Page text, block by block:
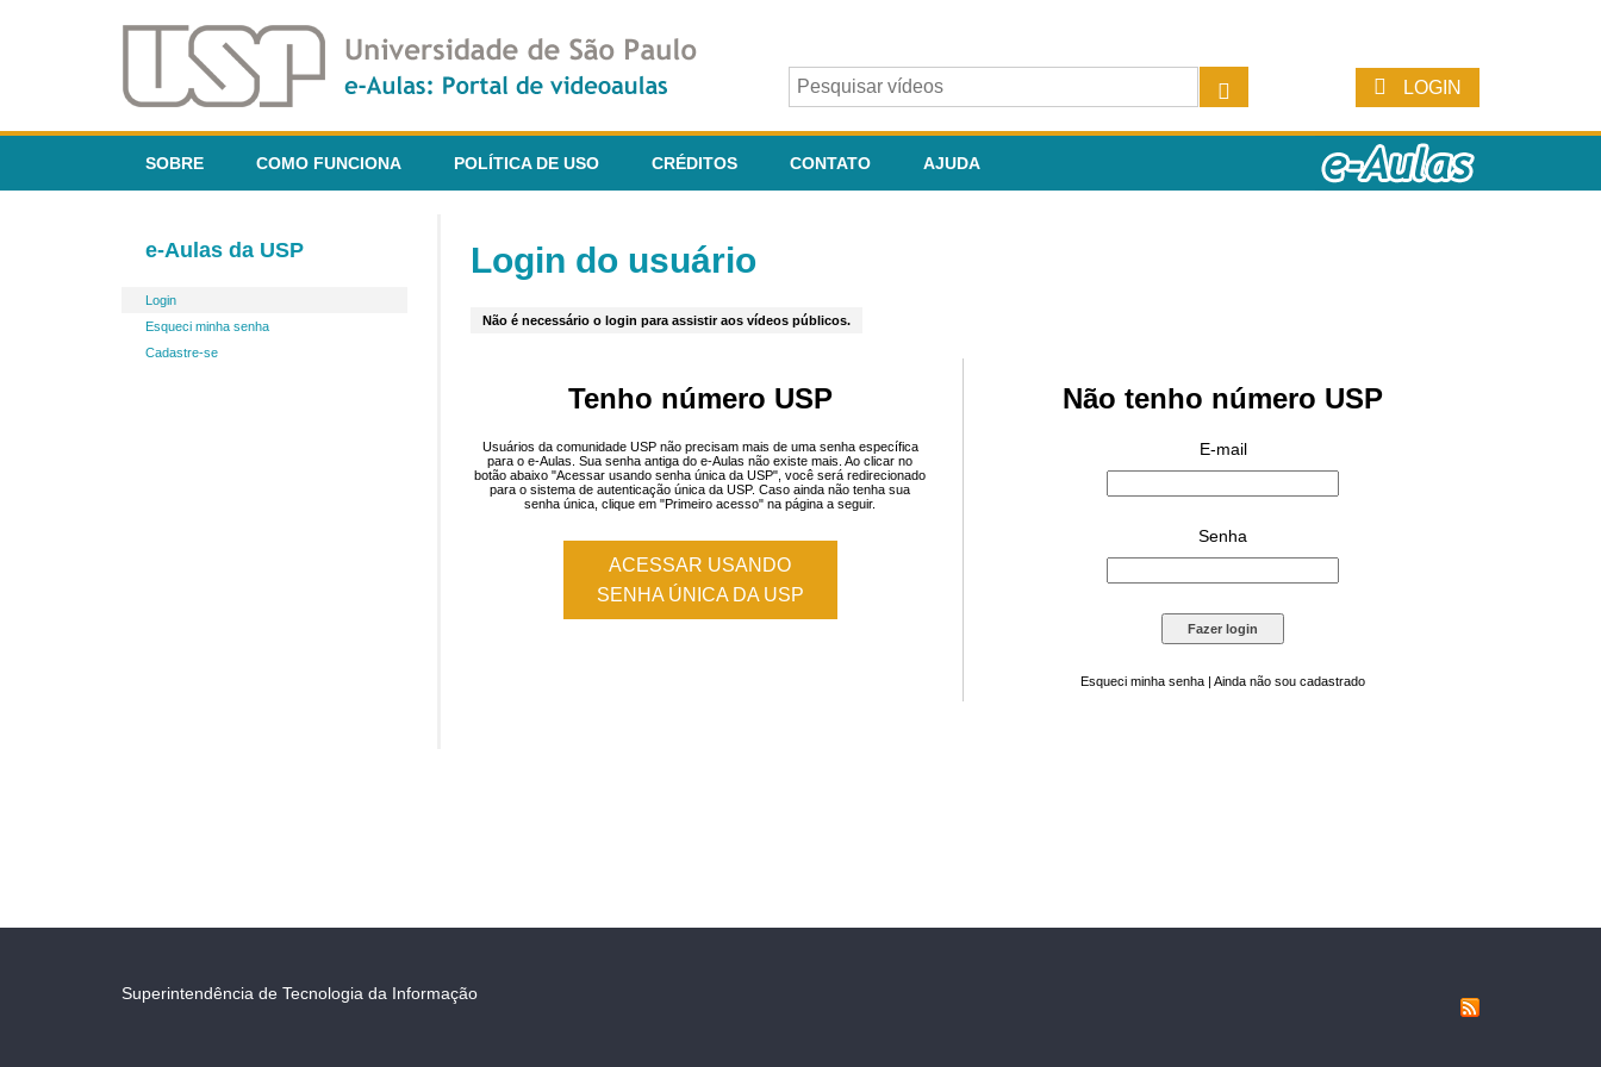
LOGIN
SOBRE COMO FUNCIONA POLÍTICA DE USO CRÉDITOS CONTATO AJUDA
e-Aulas da USP
Login
Esqueci minha senha
Cadastre-se
Login do usuário
Não é necessário o login para assistir aos vídeos públicos.
Tenho número USP
Usuários da comunidade USP não precisam mais de uma senha específica
para o e-Aulas. Sua senha antiga do e-Aulas não existe mais. Ao clicar no
botão abaixo "Acessar usando senha única da USP", você será redirecionado
para o sistema de autenticação única da USP. Caso ainda não tenha sua
senha única, clique em "Primeiro acesso" na página a seguir.
ACESSAR USANDO
SENHA ÚNICA DA USP
Não tenho número USP
E-mail
Senha
Esqueci minha senha | Ainda não sou cadastrado
Superintendência de Tecnologia da Informação